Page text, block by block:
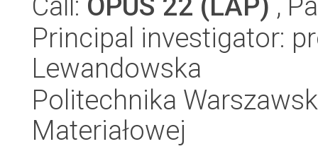
Principal investigator:
Lewandowska
Politechnika
Materiałowej